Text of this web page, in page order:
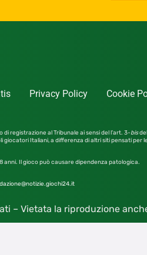
Privacy Policy Cookie
registrazione al Tribunale ai sensi del l’art. 3-bis
giocatori Italiani, a differenza di altri siti pensati per
anni. Il gioco può causare dipendenza patologica.
– Vietata la riproduzione